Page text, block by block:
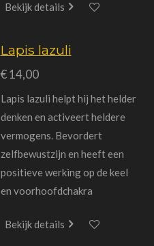
Bekijk details
Lapis lazuli
€ 14,00
Lapis lazuli helpt hij het helder
denken en activeert heldere
vermogens. Bevordert
zelfbewustzijn en heeft een
positieve werking op de keel
en voorhoofdchakra
Bekijk details